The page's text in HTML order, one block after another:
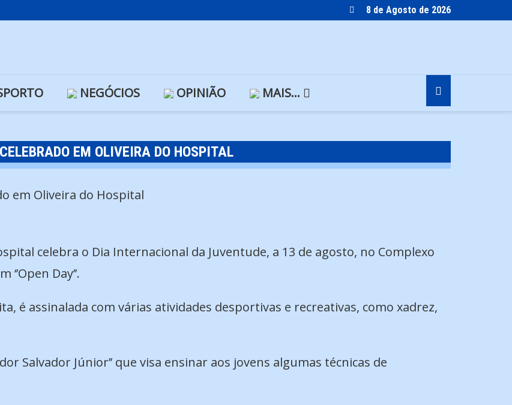
8 de Agosto de 2026
NEGÓCIOS OPINIÃO MAIS…
EM OLIVEIRA DO HOSPITAL
celebra o Dia Internacional da Juventude, a 13 de agosto, no Complexo
Day’’.
é assinalada com várias atividades desportivas e recreativas, como xadrez,
Salvador Júnior’’ que visa ensinar aos jovens algumas técnicas de